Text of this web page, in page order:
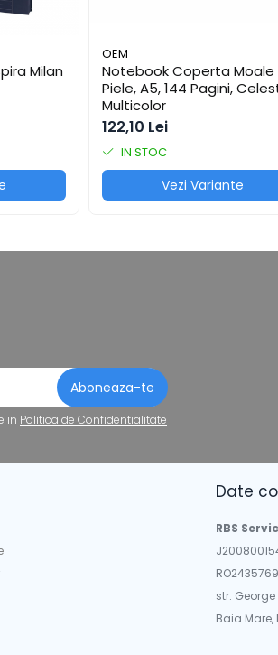
Milan
OEM
Notebook Coperta Moale
Piele, A5, 144 Pagini,
Multicolor
122,10 Lei
IN STOC
Vezi Variante
in Politica de Confidentialitate
Date
RBS
str. George
Baia